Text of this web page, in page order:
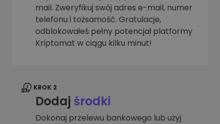
mail. Zweryfikuj swój adres e-mail, numer
telefonu i tożsamość. Gratulacje,
odblokowałeś pełny potencjał platformy
Kriptomat w ciągu kilku minut!
KROK 2
Dodaj środki
Dokonaj przelewu bankowego lub użyj